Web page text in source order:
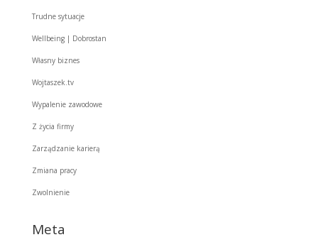
Trudne sytuacje
Wellbeing | Dobrostan
Własny biznes
Wojtaszek.tv
Wypalenie zawodowe
Z życia firmy
Zarządzanie karierą
Zmiana pracy
Zwolnienie
Meta